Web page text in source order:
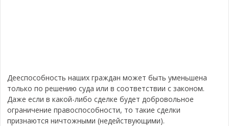
Дееспособность наших граждан может быть уменьшена
только по решению суда или в соответствии с законом.
Даже если в какой-либо сделке будет добровольное
ограничение правоспособности, то такие сделки
признаются ничтожными (недействующими).